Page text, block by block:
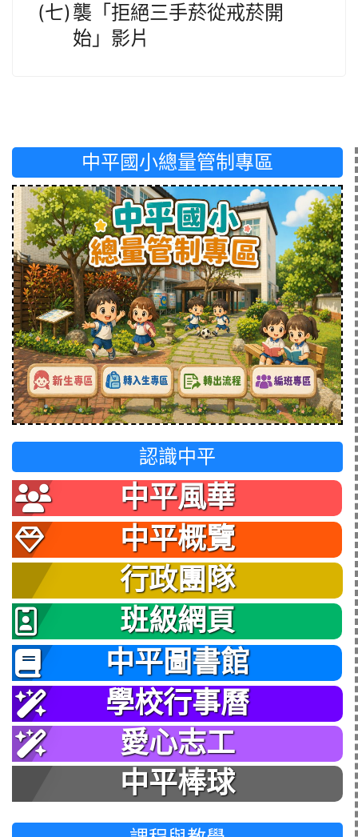
(七)襲「拒絕三手菸從戒菸開
始」影片
中平國小總量管制專區
認識中平
中平風華
中平概覽
行政團隊
班級網頁
中平圖書館
學校行事曆
愛心志工
中平棒球